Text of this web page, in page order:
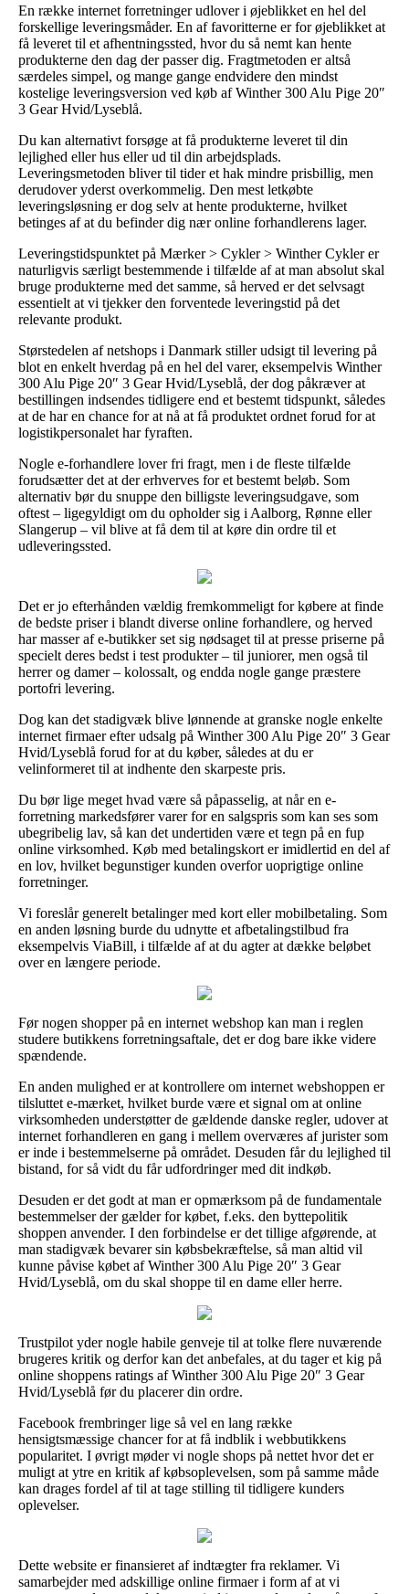
En række internet forretninger udlover i øjeblikket en hel del
forskellige leveringsmåder. En af favoritterne er for øjeblikket at
få leveret til et afhentningssted, hvor du så nemt kan hente
produkterne den dag der passer dig. Fragtmetoden er altså
særdeles simpel, og mange gange endvidere den mindst
kostelige leveringsversion ved køb af Winther 300 Alu Pige 20″
3 Gear Hvid/Lyseblå.
Du kan alternativt forsøge at få produkterne leveret til din
lejlighed eller hus eller ud til din arbejdsplads.
Leveringsmetoden bliver til tider et hak mindre prisbillig, men
derudover yderst overkommelig. Den mest letkøbte
leveringsløsning er dog selv at hente produkterne, hvilket
betinges af at du befinder dig nær online forhandlerens lager.
Leveringstidspunktet på Mærker > Cykler > Winther Cykler er
naturligvis særligt bestemmende i tilfælde af at man absolut skal
bruge produkterne med det samme, så herved er det selvsagt
essentielt at vi tjekker den forventede leveringstid på det
relevante produkt.
Størstedelen af netshops i Danmark stiller udsigt til levering på
blot en enkelt hverdag på en hel del varer, eksempelvis Winther
300 Alu Pige 20″ 3 Gear Hvid/Lyseblå, der dog påkræver at
bestillingen indsendes tidligere end et bestemt tidspunkt, således
at de har en chance for at nå at få produktet ordnet forud for at
logistikpersonalet har fyraften.
Nogle e-forhandlere lover fri fragt, men i de fleste tilfælde
forudsætter det at der erhverves for et bestemt beløb. Som
alternativ bør du snuppe den billigste leveringsudgave, som
oftest – ligegyldigt om du opholder sig i Aalborg, Rønne eller
Slangerup – vil blive at få dem til at køre din ordre til et
udleveringssted.
Det er jo efterhånden vældig fremkommeligt for købere at finde
de bedste priser i blandt diverse online forhandlere, og herved
har masser af e-butikker set sig nødsaget til at presse priserne på
specielt deres bedst i test produkter – til juniorer, men også til
herrer og damer – kolossalt, og endda nogle gange præstere
portofri levering.
Dog kan det stadigvæk blive lønnende at granske nogle enkelte
internet firmaer efter udsalg på Winther 300 Alu Pige 20″ 3 Gear
Hvid/Lyseblå forud for at du køber, således at du er
velinformeret til at indhente den skarpeste pris.
Du bør lige meget hvad være så påpasselig, at når en e-
forretning markedsfører varer for en salgspris som kan ses som
ubegribelig lav, så kan det undertiden være et tegn på en fup
online virksomhed. Køb med betalingskort er imidlertid en del af
en lov, hvilket begunstiger kunden overfor uoprigtige online
forretninger.
Vi foreslår generelt betalinger med kort eller mobilbetaling. Som
en anden løsning burde du udnytte et afbetalingstilbud fra
eksempelvis ViaBill, i tilfælde af at du agter at dække beløbet
over en længere periode.
Før nogen shopper på en internet webshop kan man i reglen
studere butikkens forretningsaftale, det er dog bare ikke videre
spændende.
En anden mulighed er at kontrollere om internet webshoppen er
tilsluttet e-mærket, hvilket burde være et signal om at online
virksomheden understøtter de gældende danske regler, udover at
internet forhandleren en gang i mellem overværes af jurister som
er inde i bestemmelserne på området. Desuden får du lejlighed til
bistand, for så vidt du får udfordringer med dit indkøb.
Desuden er det godt at man er opmærksom på de fundamentale
bestemmelser der gælder for købet, f.eks. den byttepolitik
shoppen anvender. I den forbindelse er det tillige afgørende, at
man stadigvæk bevarer sin købsbekræftelse, så man altid vil
kunne påvise købet af Winther 300 Alu Pige 20″ 3 Gear
Hvid/Lyseblå, om du skal shoppe til en dame eller herre.
Trustpilot yder nogle habile genveje til at tolke flere nuværende
brugeres kritik og derfor kan det anbefales, at du tager et kig på
online shoppens ratings af Winther 300 Alu Pige 20″ 3 Gear
Hvid/Lyseblå før du placerer din ordre.
Facebook frembringer lige så vel en lang række
hensigtsmæssige chancer for at få indblik i webbutikkens
popularitet. I øvrigt møder vi nogle shops på nettet hvor det er
muligt at ytre en kritik af købsoplevelsen, som på samme måde
kan drages fordel af til at tage stilling til tidligere kunders
oplevelser.
Dette website er finansieret af indtægter fra reklamer. Vi
samarbejder med adskillige online firmaer i form af at vi